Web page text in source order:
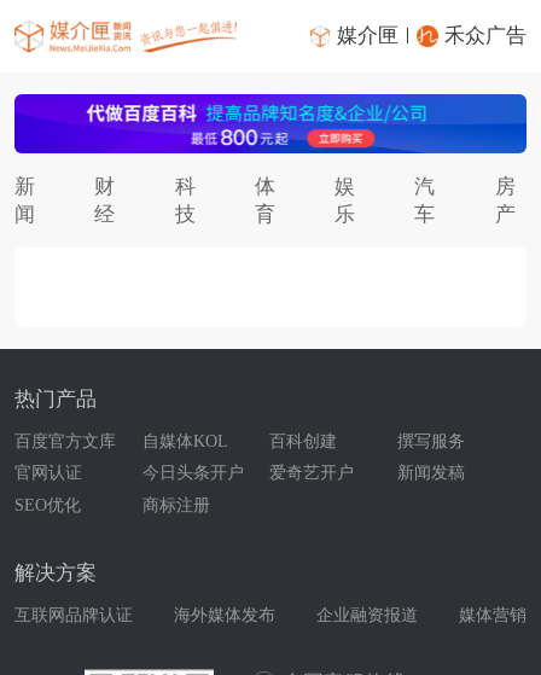
媒介匣 禾众广告
新
闻
财
经
科
技
体
育
娱
乐
汽
车
房
产
热门产品
百度官方文库 自媒体KOL 百科创建
撰写服务
官网认证
今日头条开户 爱奇艺开户
新闻发稿
SEO优化
商标注册
解决方案
互联网品牌认证 海外媒体发布 企业融资报道 媒体营销